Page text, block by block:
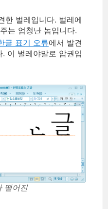
한 벌레입니다. 벌레에
는 엄청난 놈입니다.
글 표기 오류에서 발견
이 벌레야말로 압권입
떨어진